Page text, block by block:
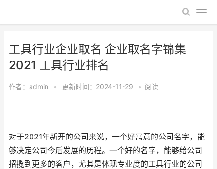
工具行业企业取名 企业取名字锦集
2021 工具行业排名
作者： admin • 更新时间：2024-11-29 • 阅读
对于2021年新开的公司来说，一个好寓意的公司名字，能
够决定公司今后发展的历程。一个好的名字，能够给公司
招揽到更多的客户，尤其是体现专业度的工具行业的公司